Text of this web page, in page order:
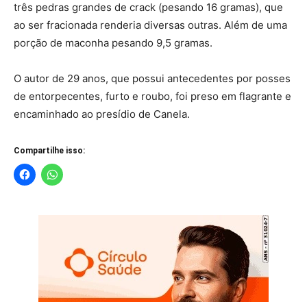
três pedras grandes de crack (pesando 16 gramas), que
ao ser fracionada renderia diversas outras. Além de uma
porção de maconha pesando 9,5 gramas.
O autor de 29 anos, que possui antecedentes por posses
de entorpecentes, furto e roubo, foi preso em flagrante e
encaminhado ao presídio de Canela.
Compartilhe isso: